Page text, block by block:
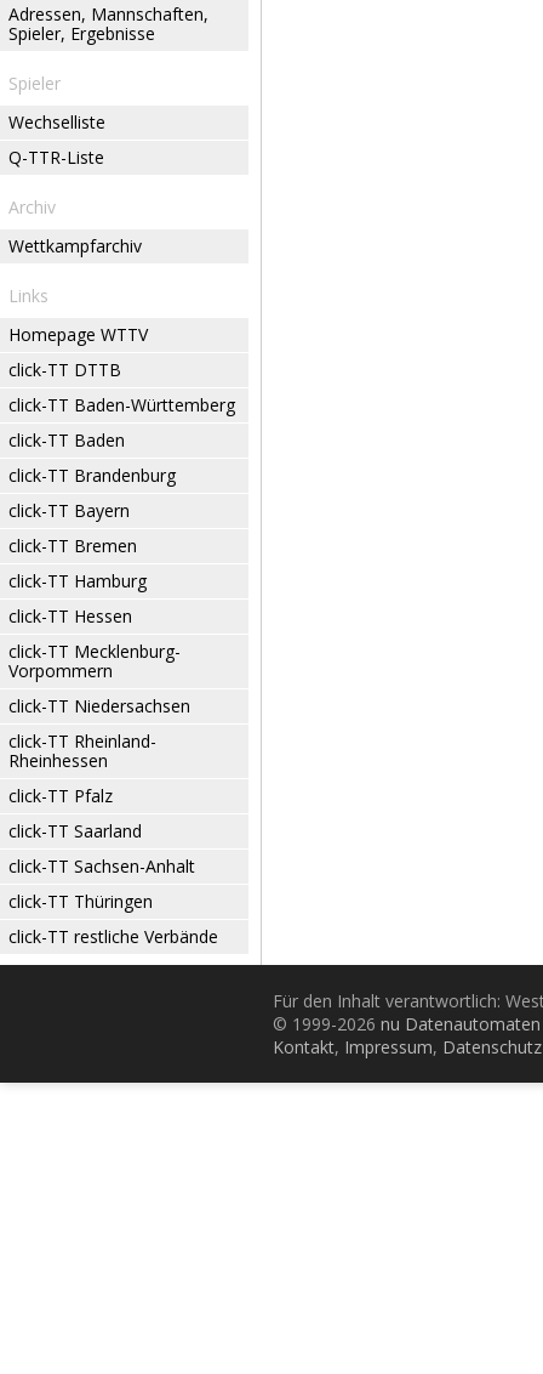
Adressen, Mannschaften,
Spieler, Ergebnisse
Spieler
Wechselliste
Q-TTR-Liste
Archiv
Wettkampfarchiv
Links
Homepage WTTV
click-TT DTTB
click-TT Baden-Württemberg
click-TT Baden
click-TT Brandenburg
click-TT Bayern
click-TT Bremen
click-TT Hamburg
click-TT Hessen
click-TT Mecklenburg-
Vorpommern
click-TT Niedersachsen
click-TT Rheinland-
Rheinhessen
click-TT Pfalz
click-TT Saarland
click-TT Sachsen-Anhalt
click-TT Thüringen
click-TT restliche Verbände
Für den Inhalt verantwortlich:
© 1999-2026 nu
Kontakt, Impressum, Datenschutz